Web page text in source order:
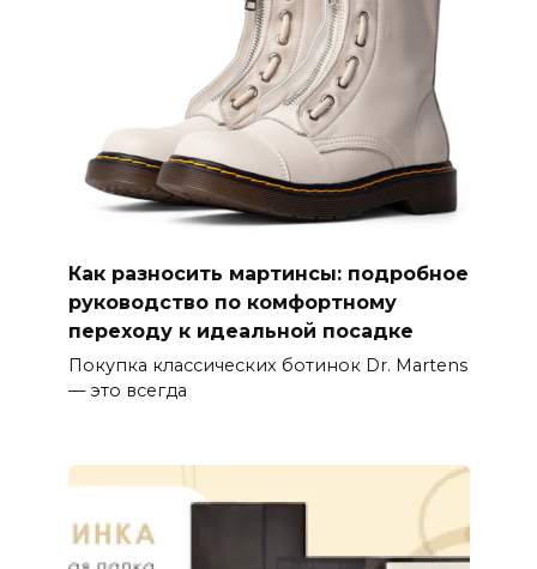
Как разносить мартинсы: подробное
руководство по комфортному
переходу к идеальной посадке
Покупка классических ботинок Dr. Martens
— это всегда